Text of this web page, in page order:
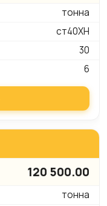
тонна
ст40ХН
30
6
120 500.00
тонна